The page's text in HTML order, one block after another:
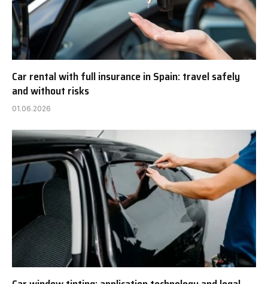
Car rental with full insurance in Spain: travel safely
and without risks
01.06.2026